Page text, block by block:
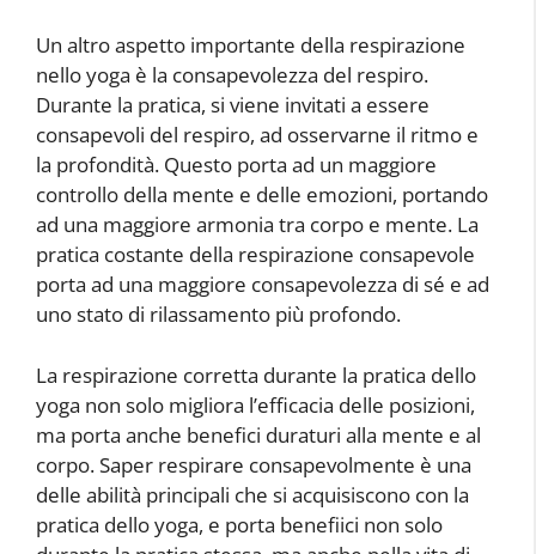
Un altro aspetto importante della respirazione
nello yoga è la consapevolezza del respiro.
Durante la pratica, si viene invitati a essere
consapevoli del respiro, ad osservarne il ritmo e
la profondità. Questo porta ad un maggiore
controllo della mente e delle emozioni, portando
ad una maggiore armonia tra corpo e mente. La
pratica costante della respirazione consapevole
porta ad una maggiore consapevolezza di sé e ad
uno stato di rilassamento più profondo.
La respirazione corretta durante la pratica dello
yoga non solo migliora l’efficacia delle posizioni,
ma porta anche benefici duraturi alla mente e al
corpo. Saper respirare consapevolmente è una
delle abilità principali che si acquisiscono con la
pratica dello yoga, e porta benefiici non solo